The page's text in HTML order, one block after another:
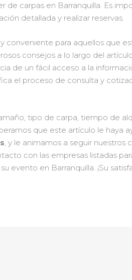
de carpas en Barranquilla. Es
detallada y realizar reservas.
conveniente para aquellos que
consejos a lo largo del
de un fácil acceso a la
el proceso de consulta y
tipo de carpa, tiempo de
que este artículo le haya
, y le animamos a seguir nuestros
con las empresas listadas
en Barranquilla. ¡Su